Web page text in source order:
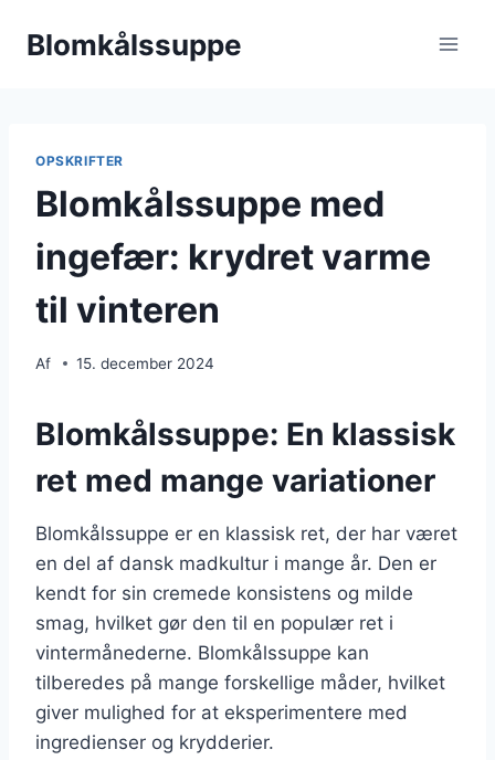
Blomkålssuppe
OPSKRIFTER
Blomkålssuppe med
ingefær: krydret varme
til vinteren
Af 15. december 2024
Blomkålssuppe: En klassisk
ret med mange variationer
Blomkålssuppe er en klassisk ret, der har været
en del af dansk madkultur i mange år. Den er
kendt for sin cremede konsistens og milde
smag, hvilket gør den til en populær ret i
vintermånederne. Blomkålssuppe kan
tilberedes på mange forskellige måder, hvilket
giver mulighed for at eksperimentere med
ingredienser og krydderier.